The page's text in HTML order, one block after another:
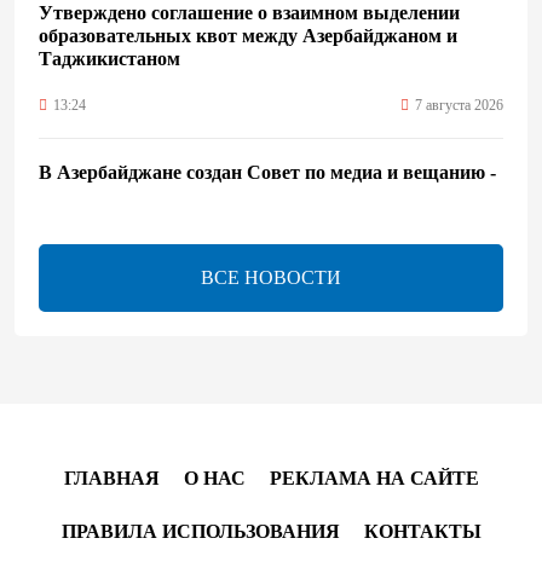
Утверждено соглашение о взаимном выделении
образовательных квот между Азербайджаном и
Таджикистаном
13:24 7 августа 2026
В Азербайджане создан Совет по медиа и вещанию -
13:16 7 августа 2026
ЕАЭС расширяет финансовый рынок и вводит
программу "зеленой трансформации"
ВСЕ НОВОСТИ
ГЛАВНАЯ О НАС РЕКЛАМА НА САЙТЕ
ПРАВИЛА ИСПОЛЬЗОВАНИЯ КОНТАКТЫ